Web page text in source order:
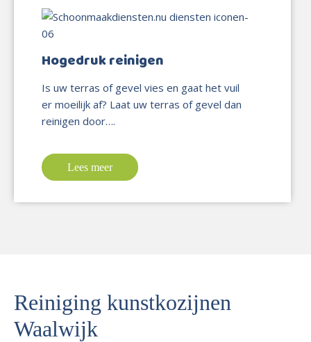
Hogedruk reinigen
Is uw terras of gevel vies en gaat het vuil
er moeilijk af? Laat uw terras of gevel dan
reinigen door….
Lees meer
Reiniging kunstkozijnen
Waalwijk